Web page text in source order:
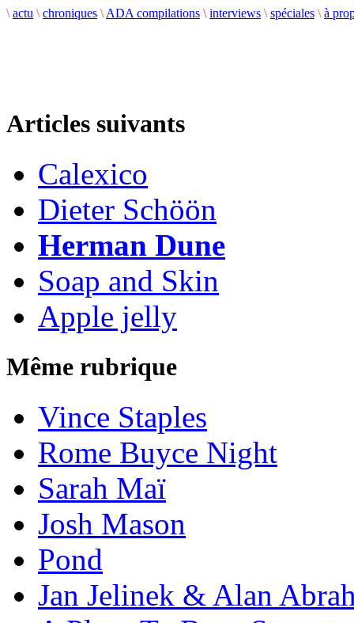
\ actu \ chroniques \ ADA compilations \ interviews \ spéciales \ à
Articles suivants
Calexico
Dieter Schöön
Herman Dune
Soap and Skin
Apple jelly
Même rubrique
Vince Staples
Rome Buyce Night
Sarah Maï
Josh Mason
Pond
Jan Jelinek & Alan